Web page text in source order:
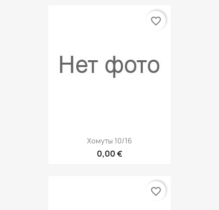
Хомуты 10/16
0,00 €
favorite_border
favorite_border